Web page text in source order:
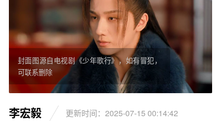
封面图源自电视剧《少年歌行》，如有冒犯，
可联系删除
李宏毅 更新时间：2025-07-15 00:14:42